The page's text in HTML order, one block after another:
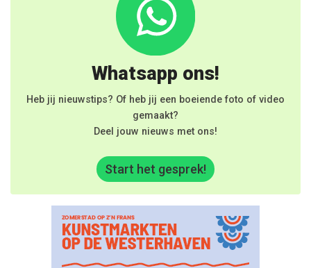
Whatsapp ons!
Heb jij nieuwstips? Of heb jij een boeiende foto of video
gemaakt?
Deel jouw nieuws met ons!
Start het gesprek!